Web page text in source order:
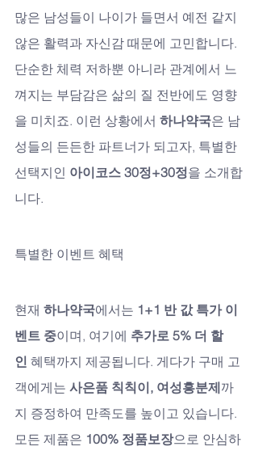
많은 남성들이 나이가 들면서 예전 같지
않은 활력과 자신감 때문에 고민합니다.
단순한 체력 저하뿐 아니라 관계에서 느
껴지는 부담감은 삶의 질 전반에도 영향
을 미치죠. 이런 상황에서 하나약국은 남
성들의 든든한 파트너가 되고자, 특별한
선택지인 아이코스 30정+30정을 소개합
니다.
특별한 이벤트 혜택
현재 하나약국에서는 1+1 반 값 특가 이
벤트 중이며, 여기에 추가로 5% 더 할
인 혜택까지 제공됩니다. 게다가 구매 고
객에게는 사은품 칙칙이, 여성흥분제까
지 증정하여 만족도를 높이고 있습니다.
모든 제품은 100% 정품보장으로 안심하